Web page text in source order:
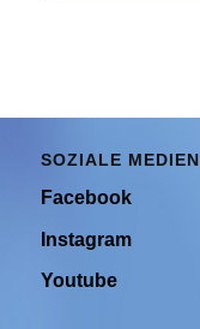
SOZIALE MEDIEN
Facebook
Instagram
Youtube